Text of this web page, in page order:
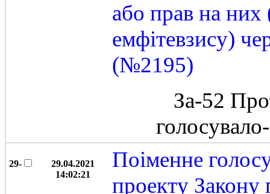
або прав на
емфітевзису)
(№2195)
За-52
29-
29.04.2021
14:02:21
Поіменне
проекту Закону